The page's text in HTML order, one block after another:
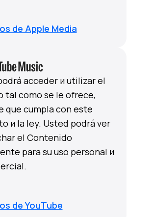
de Apple Media
acceder и utilizar el
tal como se le ofrece,
que cumpla con este
и la ley. Usted podrá ver
el Contenido
para su uso personal и
de YouTube